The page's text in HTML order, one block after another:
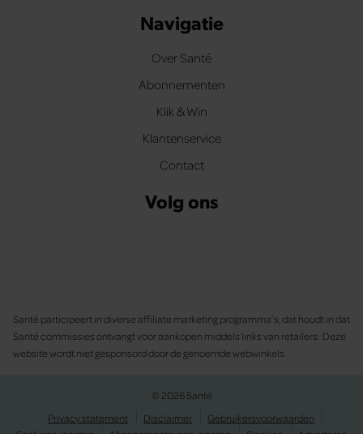
Navigatie
Over Santé
Abonnementen
Klik & Win
Klantenservice
Contact
Volg ons
Santé participeert in diverse affiliate marketing programma’s, dat houdt in dat
Santé commissies ontvangt voor aankopen middels links van retailers. Deze
website wordt niet gesponsord door de genoemde webwinkels.
© 2026 Santé
Privacy statement
Disclaimer
Gebruikersvoorwaarden